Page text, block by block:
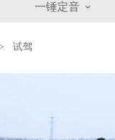
一锤定音
试驾